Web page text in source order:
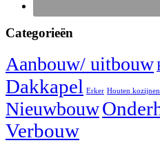
Categorieën
Aanbouw/ uitbouw
Dakkapel Erker Houten kozijnen
Nieuwbouw
Verbouw